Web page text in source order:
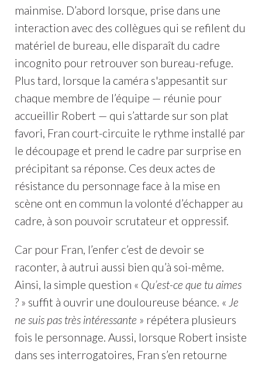
mainmise. D’abord lorsque, prise dans une
interaction avec des collègues qui se refilent du
matériel de bureau, elle disparaît du cadre
incognito pour retrouver son bureau-refuge.
Plus tard, lorsque la caméra s'appesantit sur
chaque membre de l’équipe — réunie pour
accueillir Robert — qui s’attarde sur son plat
favori, Fran court-circuite le rythme installé par
le découpage et prend le cadre par surprise en
précipitant sa réponse. Ces deux actes de
résistance du personnage face à la mise en
scène ont en commun la volonté d’échapper au
cadre, à son pouvoir scrutateur et oppressif.
Car pour Fran, l’enfer c’est de devoir se
raconter, à autrui aussi bien qu’à soi-même.
Ainsi, la simple question « Qu’est-ce que tu aimes
?» suffit à ouvrir une douloureuse béance. « Je
ne suis pas très intéressante » répétera plusieurs
fois le personnage. Aussi, lorsque Robert insiste
dans ses interrogatoires, Fran s’en retourne